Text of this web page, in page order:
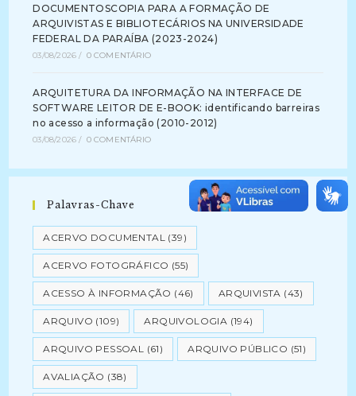
DOCUMENTOSCOPIA PARA A FORMAÇÃO DE
ARQUIVISTAS E BIBLIOTECÁRIOS NA UNIVERSIDADE
FEDERAL DA PARAÍBA (2023-2024)
03/08/2026 / 0 COMENTÁRIO
ARQUITETURA DA INFORMAÇÃO NA INTERFACE DE
SOFTWARE LEITOR DE E-BOOK: identificando barreiras
no acesso a informação (2010-2012)
03/08/2026 / 0 COMENTÁRIO
Palavras-Chave
ACERVO DOCUMENTAL (39)
ACERVO FOTOGRÁFICO (55)
ACESSO À INFORMAÇÃO (46) ARQUIVISTA (43)
ARQUIVO (109) ARQUIVOLOGIA (194)
ARQUIVO PESSOAL (61) ARQUIVO PÚBLICO (51)
AVALIAÇÃO (38)